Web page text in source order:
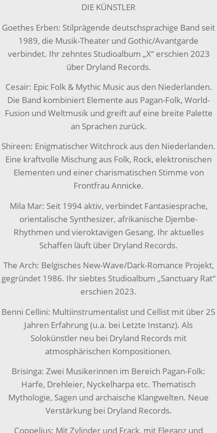
DIE KÜNSTLER
Goethes Erben: Stilprägende deutschsprachige Band seit
1989, die Musik-Theater und Gothic/Avantgarde
verbindet. Ihr zehntes Studioalbum „X“ erschien 2023
über Dryland Records.
Cesair: Epic Folk & Mythic Music aus den Niederlanden.
Die Band kombiniert Elemente aus Pagan-Folk, World-
Fusion und Weltmusik und greift auf eine breite Palette
an Sprachen zurück.
Shireen: Enigmatischer Witchrock aus den Niederlanden.
Eine kraftvolle Mischung aus Folk, Rock, elektronischen
Elementen und einer charismatischen Stimme von
Frontfrau Annicke.
Mila Mar: Seit 1994 aktiv, verbindet Fantasiesprache,
orientalische Synthesizer, afrikanische Djembe-
Rhythmen und vieroktavigen Gesang. Ihr aktuelles
Schaffen läuft über Dryland Records.
The Arch: Belgisches New-Wave/Dark-Romance Projekt,
gegründet 1986. Ihr siebtes Studioalbum „Sanctuary Rat“
erschien 2023.
Benni Cellini: Multiinstrumentalist und Cellist mit über 25
Jahren Erfahrung (u.a. bei Letzte Instanz). Als
Solokünstler neu bei Dryland Records mit
atmosphärischen Kompositionen.
Brisinga: Zwei Musikerinnen im Bereich Pagan-Folk:
Harfe, Drehleier, Nyckelharpa etc. Thematisch
Mythologie, Sagen und archaische Klangwelten. Neue
Verstärkung bei Dryland Records.
Coppelius: Mit Zylinder und Frack, mit Eleganz und